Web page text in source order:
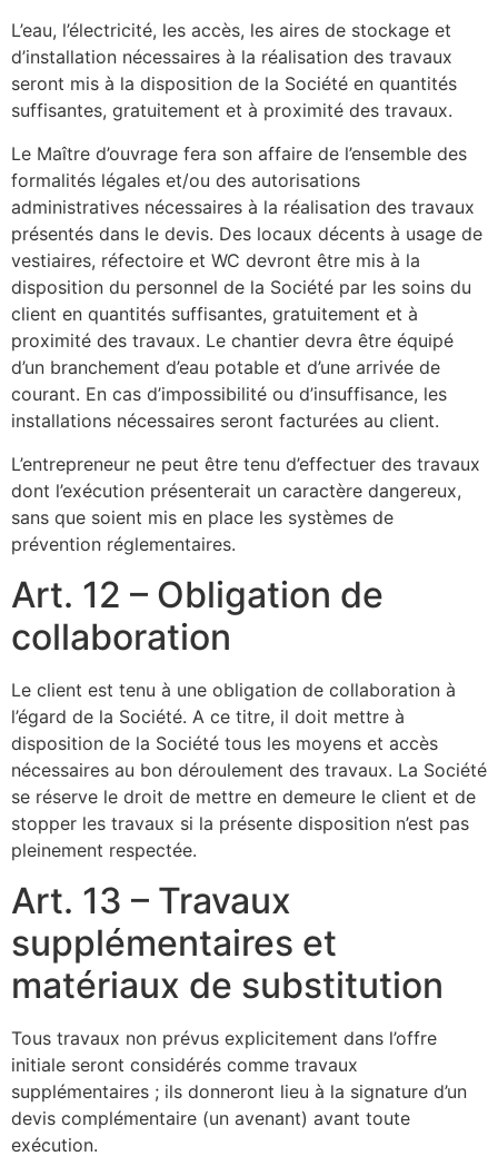
L’eau, l’électricité, les accès, les aires de stockage et
d’installation nécessaires à la réalisation des travaux
seront mis à la disposition de la Société en quantités
suffisantes, gratuitement et à proximité des travaux.
Le Maître d’ouvrage fera son affaire de l’ensemble des
formalités légales et/ou des autorisations
administratives nécessaires à la réalisation des travaux
présentés dans le devis. Des locaux décents à usage de
vestiaires, réfectoire et WC devront être mis à la
disposition du personnel de la Société par les soins du
client en quantités suffisantes, gratuitement et à
proximité des travaux. Le chantier devra être équipé
d’un branchement d’eau potable et d’une arrivée de
courant. En cas d’impossibilité ou d’insuffisance, les
installations nécessaires seront facturées au client.
L’entrepreneur ne peut être tenu d’effectuer des travaux
dont l’exécution présenterait un caractère dangereux,
sans que soient mis en place les systèmes de
prévention réglementaires.
Art. 12 – Obligation de
collaboration
Le client est tenu à une obligation de collaboration à
l’égard de la Société. A ce titre, il doit mettre à
disposition de la Société tous les moyens et accès
nécessaires au bon déroulement des travaux. La Société
se réserve le droit de mettre en demeure le client et de
stopper les travaux si la présente disposition n’est pas
pleinement respectée.
Art. 13 – Travaux
supplémentaires et
matériaux de substitution
Tous travaux non prévus explicitement dans l’offre
initiale seront considérés comme travaux
supplémentaires ; ils donneront lieu à la signature d’un
devis complémentaire (un avenant) avant toute
exécution.